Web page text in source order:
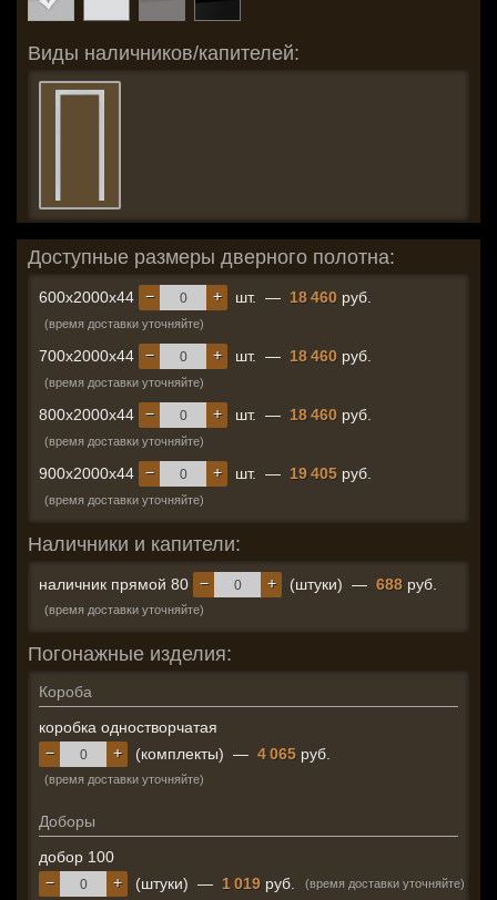
Виды наличников/капителей:
Доступные размеры дверного полотна:
600x2000x44 +
− шт. — 18 460 руб.
(время доставки уточняйте)
700x2000x44 +
− шт. — 18 460 руб.
(время доставки уточняйте)
800x2000x44 +
− шт. — 18 460 руб.
(время доставки уточняйте)
900x2000x44 +
− шт. — 19 405 руб.
(время доставки уточняйте)
Наличники и капители:
наличник прямой 80 +
− (штуки) — 688 руб.
(время доставки уточняйте)
Погонажные изделия:
Короба
коробка одностворчатая
+
− (комплекты) — 4 065 руб.
(время доставки уточняйте)
Доборы
добор 100
+
− (штуки) — 1 019 руб. (время доставки уточняйте)